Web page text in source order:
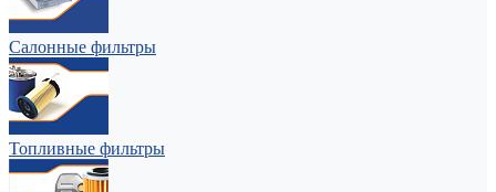
Салонные фильтры
Топливные фильтры